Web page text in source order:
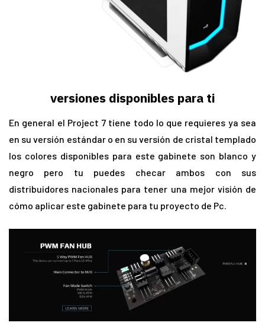
versiones disponibles para ti
En general el Project 7 tiene todo lo que requieres ya sea
en su versión estándar o en su versión de cristal templado
los colores disponibles para este gabinete son blanco y
negro pero tu puedes checar ambos con sus
distribuidores nacionales para tener una mejor visión de
cómo aplicar este gabinete para tu proyecto de Pc.